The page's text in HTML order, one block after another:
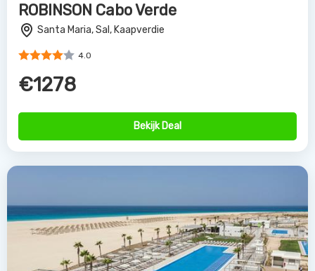
ROBINSON Cabo Verde
Santa Maria, Sal, Kaapverdie
4.0
€1278
Bekijk Deal